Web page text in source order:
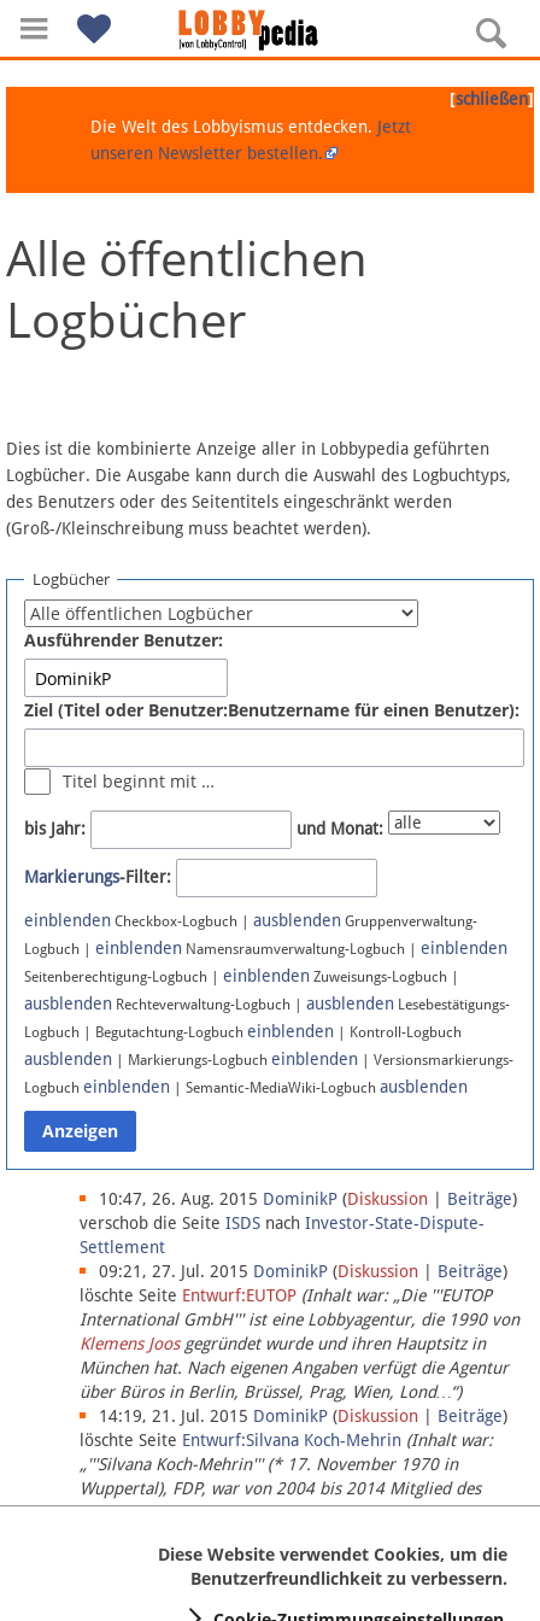
Navigation
Über Lobbypedia
Artikel nach Kategorien
FAQ
Fördermitglied werden
Fehler melden
Newsletter
Bluesky
Facebook
Instagram
Anmelden
Datenschutz
Über Lobbypedia
Impressum
[schließen]
Die Welt des Lobbyismus entdecken. Jetzt
unseren Newsletter bestellen.
Alle öffentlichen
Logbücher
Dies ist die kombinierte Anzeige aller in Lobbypedia geführten
Logbücher. Die Ausgabe kann durch die Auswahl des Logbuchtyps,
des Benutzers oder des Seitentitels eingeschränkt werden
(Groß-/Kleinschreibung muss beachtet werden).
Logbücher
Ausführender Benutzer:
Ziel (Titel oder Benutzer:Benutzername für einen Benutzer):
Titel beginnt mit …
bis Jahr: und Monat:
Markierungs-Filter:
einblenden Checkbox-Logbuch | ausblenden Gruppenverwaltung-
Logbuch | einblenden Namensraumverwaltung-Logbuch | einblenden
Seitenberechtigung-Logbuch | einblenden Zuweisungs-Logbuch |
ausblenden Rechteverwaltung-Logbuch | ausblenden Lesebestätigungs-
Logbuch | Begutachtung-Logbuch einblenden | Kontroll-Logbuch
ausblenden | Markierungs-Logbuch einblenden | Versionsmarkierungs-
Logbuch einblenden | Semantic-MediaWiki-Logbuch ausblenden
10:47, 26. Aug. 2015 DominikP (Diskussion Beiträge)
verschob die Seite ISDS nach Investor-State-Dispute-
Settlement
09:21, 27. Jul. 2015 DominikP (Diskussion Beiträge)
löschte Seite Entwurf:EUTOP (Inhalt war: „Die '''EUTOP
International GmbH''' ist eine Lobbyagentur, die 1990 von
Klemens Joosgegründet wurde und ihren Hauptsitz in
München hat. Nach eigenen Angaben verfügt die Agentur
über Büros in Berlin, Brüssel, Prag, Wien, Lond…“)
14:19, 21. Jul. 2015 DominikP (Diskussion Beiträge)
löschte Seite Entwurf:Silvana Koch-Mehrin (Inhalt war:
„'''Silvana Koch-Mehrin''' (* 17. November 1970 in
Wuppertal), FDP, war von 2004 bis 2014 Mitglied des
Europäischen Parlaments, seit November 2014 ist sie für
Diese Website verwendet Cookies, um die
Benutzerfreundlichkeit zu verbessern.